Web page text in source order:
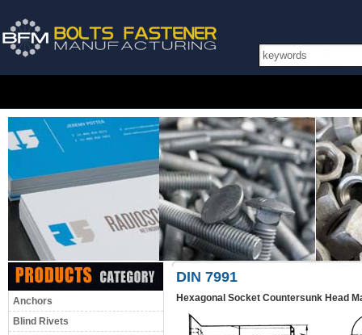
Anchors
Blind Rivets
DIN 7991
Hexagonal Socket Countersunk Head